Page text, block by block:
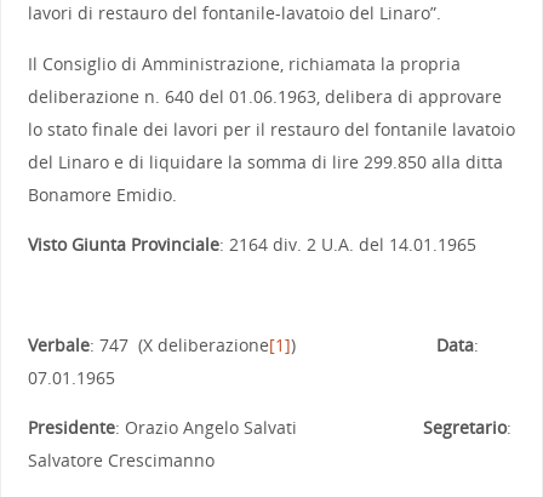
lavori di restauro del fontanile-lavatoio del Linaro”.
Il Consiglio di Amministrazione, richiamata la propria
deliberazione n. 640 del 01.06.1963, delibera di approvare
lo stato finale dei lavori per il restauro del fontanile lavatoio
del Linaro e di liquidare la somma di lire 299.850 alla ditta
Bonamore Emidio.
Visto Giunta Provinciale: 2164 div. 2 U.A. del 14.01.1965
Verbale: 747 (X deliberazione[1]) Data:
07.01.1965
Presidente: Orazio Angelo Salvati Segretario:
Salvatore Crescimanno